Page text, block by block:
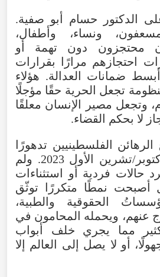
الدكتور حسام أبو صفية.
، ونساء، وأطفال،
محتجزون دون تهمة
أو
احتجازهم مرارًا بقرارات
أبسط ضمانات العدالة. هؤلاء
تجعل الحرية حقًا مؤجلًا
، وتجعل مصير الإنسان معلقًا
لا بحكم القضاء.
الرهائن الفلسطينيين تدهورًا
تشرين الأول 2023
. ولم
حالات فردية أو استثناءات
أصبحت نمطًا متكررًا
توثّق
الحقوقية والطبية،
عنهم، ويحمله المحامون في
مما يجري خلف
أبواب
، أو لا يصل إلى العالم إلا